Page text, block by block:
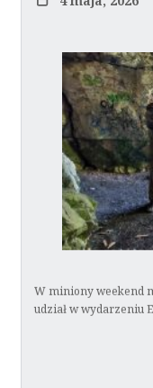
W miniony weekend
udział w wydarzeniu